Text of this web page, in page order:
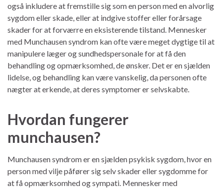
også inkludere at fremstille sig som en person med en alvorlig
sygdom eller skade, eller at indgive stoffer eller forårsage
skader for at forværre en eksisterende tilstand. Mennesker
med Munchausen syndrom kan ofte være meget dygtige til at
manipulere læger og sundhedspersonale for at få den
behandling og opmærksomhed, de ønsker. Det er en sjælden
lidelse, og behandling kan være vanskelig, da personen ofte
nægter at erkende, at deres symptomer er selvskabte.
Hvordan fungerer
munchausen?
Munchausen syndrom er en sjælden psykisk sygdom, hvor en
person med vilje påfører sig selv skader eller sygdomme for
at få opmærksomhed og sympati. Mennesker med